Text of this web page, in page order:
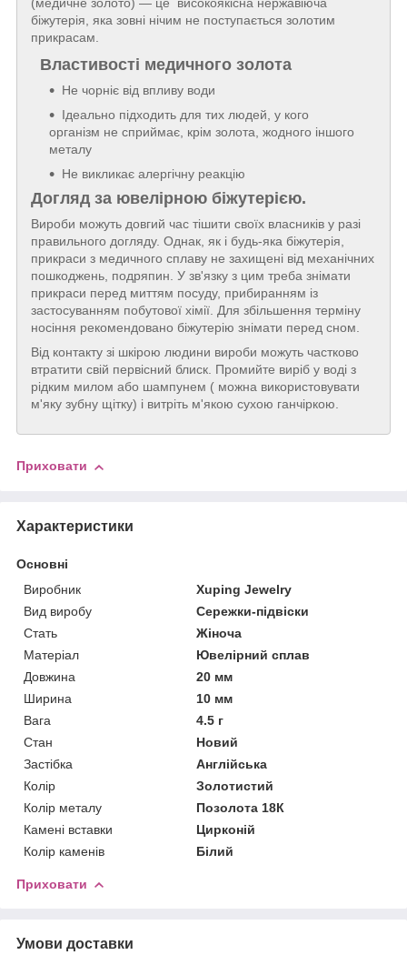
(медичне золото) — це високоякісна нержавіюча
біжутерія, яка зовні нічим не поступається золотим
прикрасам.
Властивості медичного золота
Не чорніє від впливу води
Ідеально підходить для тих людей, у кого
організм не сприймає, крім золота, жодного іншого
металу
Не викликає алергічну реакцію
Догляд за ювелірною біжутерією.
Вироби можуть довгий час тішити своїх власників у разі
правильного догляду. Однак, як і будь-яка біжутерія,
прикраси з медичного сплаву не захищені від механічних
пошкоджень, подряпин. У зв'язку з цим треба знімати
прикраси перед миттям посуду, прибиранням із
застосуванням побутової хімії. Для збільшення терміну
носіння рекомендовано біжутерію знімати перед сном.
Від контакту зі шкірою людини вироби можуть частково
втратити свій первісний блиск. Промийте виріб у воді з
рідким милом або шампунем ( можна використовувати
м'яку зубну щітку) і витріть м'якою сухою ганчіркою.
Приховати
Характеристики
Основні
Виробник
Xuping Jewelry
Вид виробу
Сережки-підвіски
Стать
Жіноча
Матеріал
Ювелірний сплав
Довжина
20 мм
Ширина
10 мм
Вага
4.5 г
Стан
Новий
Застібка
Англійська
Колір
Золотистий
Колір металу
Позолота 18К
Камені вставки
Цирконій
Колір каменів
Білий
Приховати
Умови доставки